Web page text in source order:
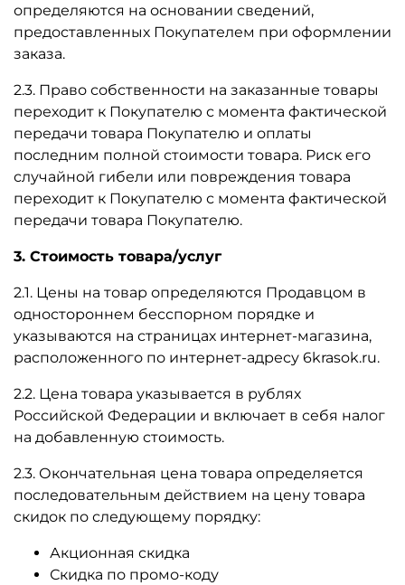
определяются на основании сведений,
предоставленных Покупателем при оформлении
заказа.
2.3. Право собственности на заказанные товары
переходит к Покупателю с момента фактической
передачи товара Покупателю и оплаты
последним полной стоимости товара. Риск его
случайной гибели или повреждения товара
переходит к Покупателю с момента фактической
передачи товара Покупателю.
3. Стоимость товара/услуг
2.1. Цены на товар определяются Продавцом в
одностороннем бесспорном порядке и
указываются на страницах интернет-магазина,
расположенного по интернет-адресу 6krasok.ru.
2.2. Цена товара указывается в рублях
Российской Федерации и включает в себя налог
на добавленную стоимость.
2.3. Окончательная цена товара определяется
последовательным действием на цену товара
скидок по следующему порядку:
Акционная скидка
Скидка по промо-коду